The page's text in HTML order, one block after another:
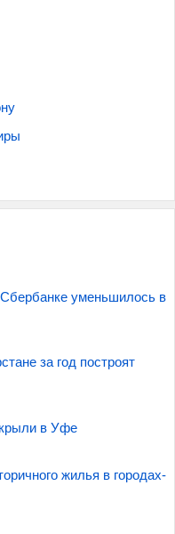
Сбербанке уменьшилось в
за год построят
в Уфе
жилья в городах-